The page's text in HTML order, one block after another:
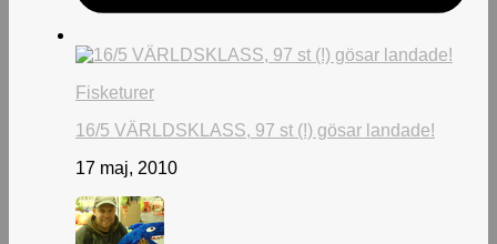
Fisketurer
16/5 VÄRLDSKLASS, 97 st (!) gösar landade!
17 maj, 2010